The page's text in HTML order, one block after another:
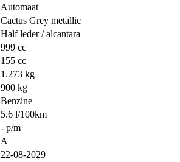
Automaat
Cactus Grey metallic
Half leder / alcantara
999 cc
155 cc
1.273 kg
900 kg
Benzine
5.6 l/100km
- p/m
A
22-08-2029